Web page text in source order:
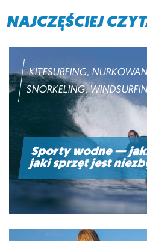
NAJCZĘŚCIEJ
KITESURFING,
SNORKELING,
Sporty wodne —
jaki sprzęt jest